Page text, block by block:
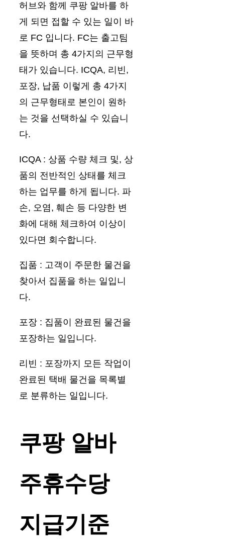
허브와 함께 쿠팡 알바를 하
게 되면 접할 수 있는 일이 바
로 FC 입니다. FC는 출고팀
을 뜻하며 총 4가지의 근무형
태가 있습니다. ICQA, 리빈,
포장, 납품 이렇게 총 4가지
의 근무형태로 본인이 원하
는 것을 선택하실 수 있습니
다.
ICQA : 상품 수량 체크 및, 상
품의 전반적인 상태를 체크
하는 업무를 하게 됩니다. 파
손, 오염, 훼손 등 다양한 변
화에 대해 체크하여 이상이
있다면 회수합니다.
집품 : 고객이 주문한 물건을
찾아서 집품을 하는 일입니
다.
포장 : 집품이 완료된 물건을
포장하는 일입니다.
리빈 : 포장까지 모든 작업이
완료된 택배 물건을 목록별
로 분류하는 일입니다.
쿠팡 알바
주휴수당
지급기준